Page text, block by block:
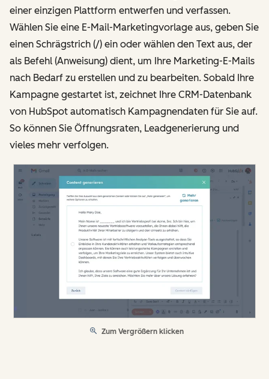
einer einzigen Plattform entwerfen und verfassen.
Wählen Sie eine E-Mail-Marketingvorlage aus, geben Sie
einen Schrägstrich (/) ein oder wählen den Text aus, der
als Befehl (Anweisung) dient, um Ihre Marketing-E-Mails
nach Bedarf zu erstellen und zu bearbeiten. Sobald Ihre
Kampagne gestartet ist, zeichnet Ihre CRM-Datenbank
von HubSpot automatisch Kampagnendaten für Sie auf.
So können Sie Öffnungsraten, Leadgenerierung und
vieles mehr verfolgen.
Zum Vergrößern klicken